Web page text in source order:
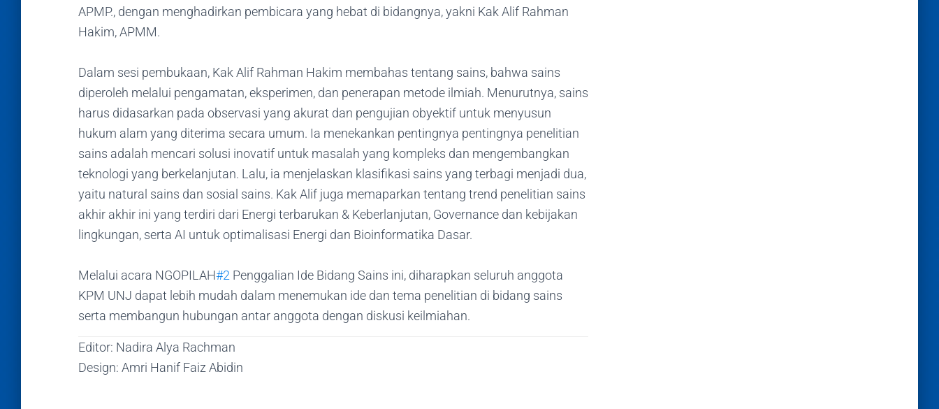
APMP., dengan menghadirkan pembicara yang hebat di bidangnya, yakni Kak Alif Rahman
Hakim, APMM.
Dalam sesi pembukaan, Kak Alif Rahman Hakim membahas tentang sains, bahwa sains
diperoleh melalui pengamatan, eksperimen, dan penerapan metode ilmiah. Menurutnya, sains
harus didasarkan pada observasi yang akurat dan pengujian obyektif untuk menyusun
hukum alam yang diterima secara umum. Ia menekankan pentingnya pentingnya penelitian
sains adalah mencari solusi inovatif untuk masalah yang kompleks dan mengembangkan
teknologi yang berkelanjutan. Lalu, ia menjelaskan klasifikasi sains yang terbagi menjadi dua,
yaitu natural sains dan sosial sains. Kak Alif juga memaparkan tentang trend penelitian sains
akhir akhir ini yang terdiri dari Energi terbarukan & Keberlanjutan, Governance dan kebijakan
lingkungan, serta AI untuk optimalisasi Energi dan Bioinformatika Dasar.
Melalui acara NGOPILAH#2 Penggalian Ide Bidang Sains ini, diharapkan seluruh anggota
KPM UNJ dapat lebih mudah dalam menemukan ide dan tema penelitian di bidang sains
serta membangun hubungan antar anggota dengan diskusi keilmiahan.
Editor: Nadira Alya Rachman
Design: Amri Hanif Faiz Abidin